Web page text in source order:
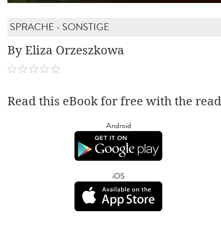
SPRACHE - SONSTIGE
By Eliza Orzeszkowa
Read this eBook for free with the
Android
iOS